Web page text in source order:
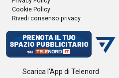
Cookie Policy
Rivedi consenso privacy
Scarica l'App di Telenord